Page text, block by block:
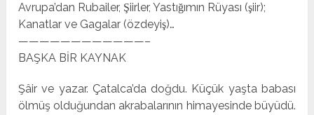
Avrupa’dan Rubailer, Şiirler, Yastığımın Rüyası (şiir);
Kanatlar ve Gagalar (özdeyiş)…
————————————–
BAŞKA BİR KAYNAK
Şâir ve yazar. Çatalca’da doğdu. Küçük yaşta babası
öl­müş olduğundan akrabalarının himayesinde büyüdü.